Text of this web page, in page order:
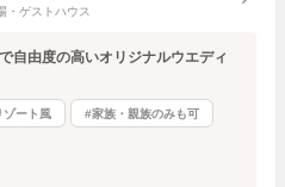
・ゲストハウス
自由度の高いオリジナルウエディ
ゾート風 #家族・親族のみも可